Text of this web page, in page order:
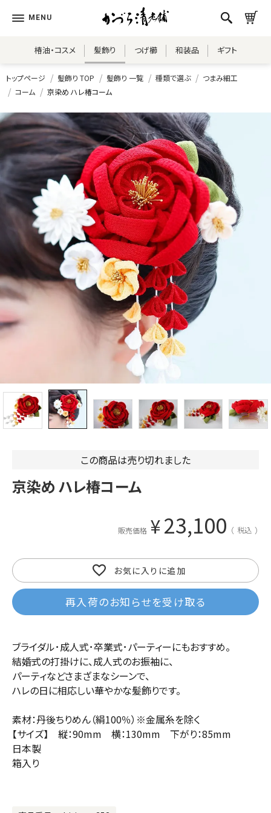
椿油・コスメ 髪飾り つげ櫛 和装品 ギフト
トップページ 髪飾り TOP 髪飾り 一覧 種類で選ぶ
つまみ細工
コーム
京染め ハレ椿コーム
この商品は売り切れました
京染め ハレ椿コーム
販売価格 ¥23,100 税込
お気に入りに追加
再入荷のお知らせを受け取る
ブライダル･成人式･卒業式･パーティーにもおすすめ。
結婚式の打掛けに、成人式のお振袖に、
パーティなどさまざまなシーンで、
ハレの日に相応しい華やかな髪飾りです。
素材：丹後ちりめん（絹100％）※金属糸を除く
【サイズ】 縦：90mm 横：130mm 下がり：85mm
日本製
箱入り